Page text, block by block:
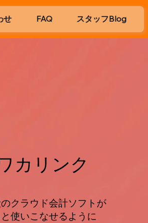
クラウド会計ソフトが
使いこなせるように
カリンク
せ FAQ スタッフBlog